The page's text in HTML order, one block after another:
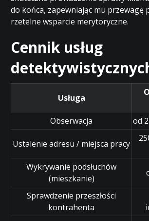
do końca, zapewniając mu przewagę
rzetelne wsparcie merytoryczne.
Cennik usług
Usługa
Obserwacja
od
Ustalenie adresu / miejsca pracy
Wykrywanie podsłuchów
(mieszkanie)
Sprawdzenie przeszłości
kontrahenta